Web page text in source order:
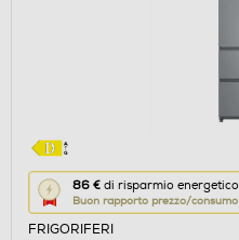
86 € di risparmio energetico
Buon rapporto prezzo/consumo
Questa
azione
FRIGORIFERI